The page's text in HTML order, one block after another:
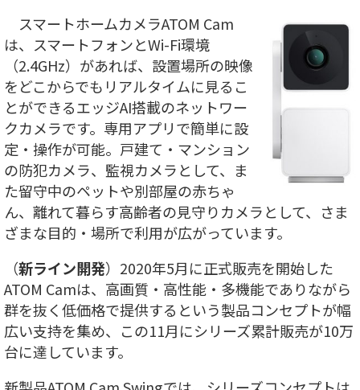
スマートホームカメラATOM Cam
は、スマートフォンとWi-Fi環境
（2.4GHz）があれば、設置場所の映像
をどこからでもリアルタイムに見るこ
とができるエッジAI搭載のネットワー
クカメラです。専用アプリで簡単に設
定・操作が可能。戸建て・マンション
の防犯カメラ、監視カメラとして、ま
た留守中のペットや別部屋の赤ちゃ
ん、離れて暮らす高齢者の見守りカメラとして、さま
ざまな目的・場所で利用が広がっています。
（新ライン開発）2020年5月に正式販売を開始した
ATOM Camは、高画質・高性能・多機能でありながら
群を抜く低価格で提供するという製品コンセプトが幅
広い支持を集め、この11月にシリーズ累計販売が10万
台に達しています。